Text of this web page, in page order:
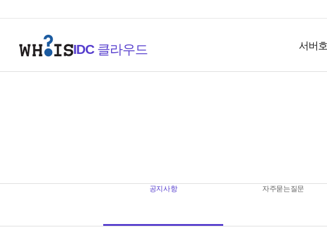
IDC 클라우드 서버
공지사항 자주묻는질문